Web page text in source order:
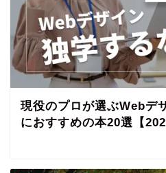
現役のプロが選ぶWebデ
におすすめの本20選【